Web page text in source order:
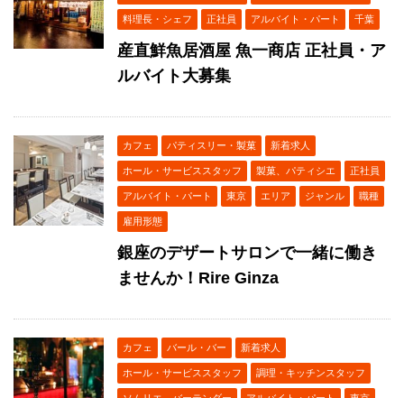
料理長・シェフ 正社員 アルバイト・パート 千葉
産直鮮魚居酒屋 魚一商店 正社員・ア
ルバイト大募集
カフェ パティスリー・製菓 新着求人
ホール・サービススタッフ 製菓、パティシエ 正社員
アルバイト・パート 東京 エリア ジャンル 職種
雇用形態
銀座のデザートサロンで一緒に働き
ませんか！Rire Ginza
カフェ バール・バー 新着求人
ホール・サービススタッフ 調理・キッチンスタッフ